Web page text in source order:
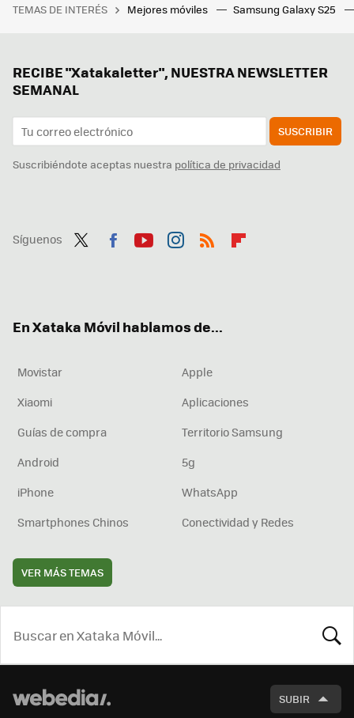
TEMAS DE INTERÉS Mejores móviles Samsung Galaxy S25
RECIBE "Xatakaletter", NUESTRA NEWSLETTER
SEMANAL
SUSCRIBIR
Suscribiéndote aceptas nuestra política de privacidad
Síguenos
En Xataka Móvil hablamos de...
Movistar
Apple
Xiaomi
Aplicaciones
Guías de compra
Territorio Samsung
Android
5g
iPhone
WhatsApp
Smartphones Chinos
Conectividad y Redes
VER MÁS TEMAS
SUBIR